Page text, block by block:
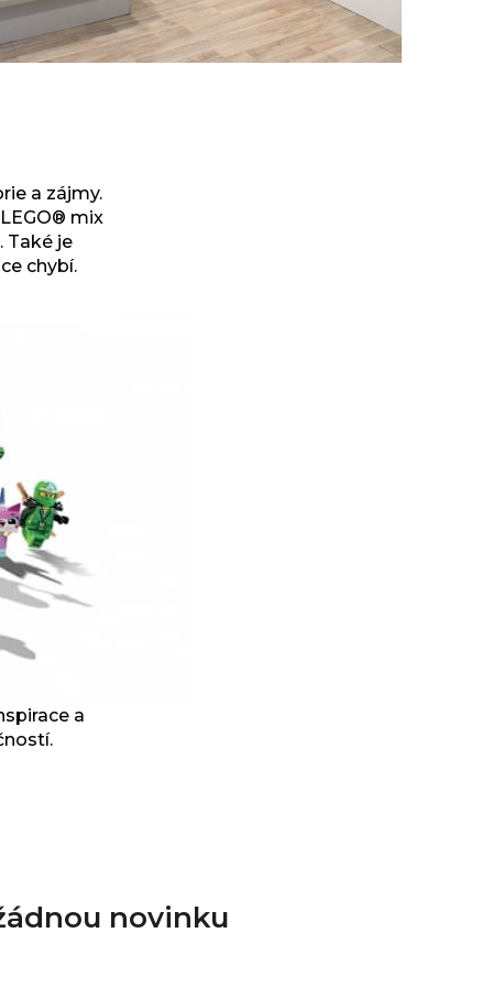
a zájmy.
mix
Také je
chybí.
a
novinku